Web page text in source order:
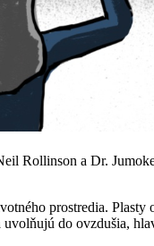
Rollinson a Dr.
prostredia.
do ovzdušia,